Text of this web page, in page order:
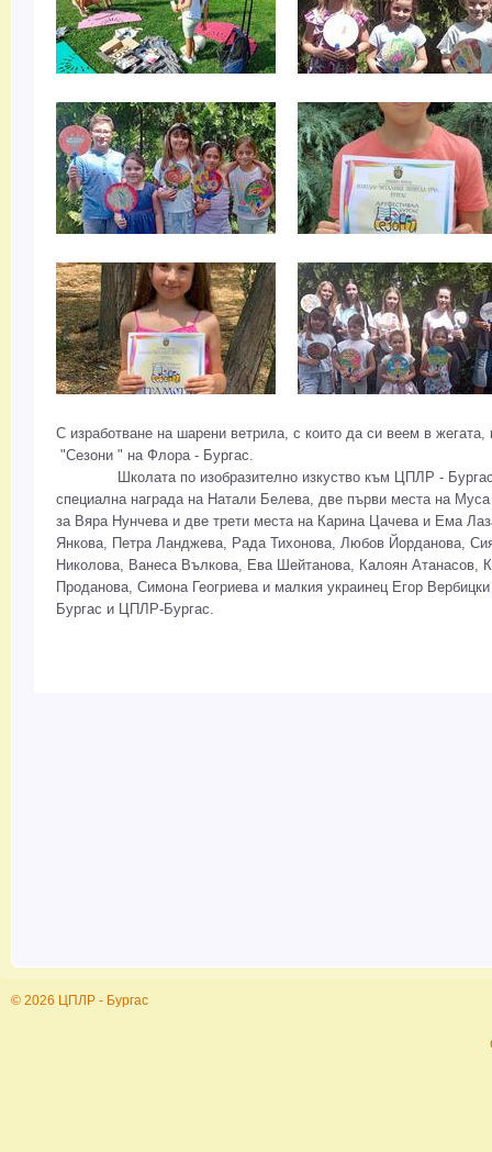
С изработване на шарени ветрила, с които да си веем в
"Сезони " на
Школата по изобразително изкуство към ЦПЛР - Бургас
специална награда на Натали Белева, две първи места на
за Вяра Нунчева и две трети места на Карина Цачева и Ема
Янкова, Петра Ланджева, Рада Тихонова, Любов Йорданова,
Николова, Ванеса Вълкова, Ева Шейтанова, Калоян Атанасов,
Проданова, Симона Геогриева и малкия украинец Егор
Бургас и ЦПЛР-Бургас.
© 2026 ЦПЛР - Бургас